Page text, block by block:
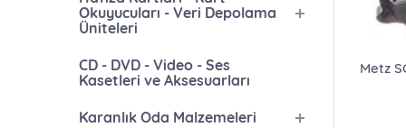
Okuyucuları - Veri Depolama
Üniteleri
CD - DVD - Video - Ses
Kasetleri ve Aksesuarları
Karanlık Oda Malzemeleri
Metz